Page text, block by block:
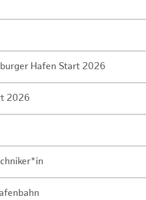
Hafen Start 2026
2026